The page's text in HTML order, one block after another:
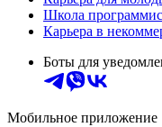
Школа
Карьера в
Боты для
Мобильное приложение